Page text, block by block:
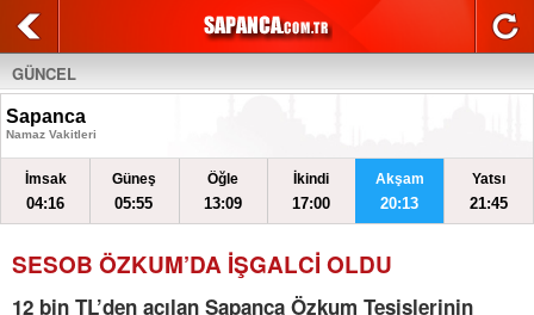
GÜNCEL
Sapanca
Namaz Vakitleri
İmsak
04:16
Güneş
05:55
Öğle
13:09
İkindi
17:00
Akşam
20:13
Yatsı
21:45
SESOB ÖZKUM’DA İŞGALCİ OLDU
12 bin TL’den açılan Sapanca Özkum Tesislerinin